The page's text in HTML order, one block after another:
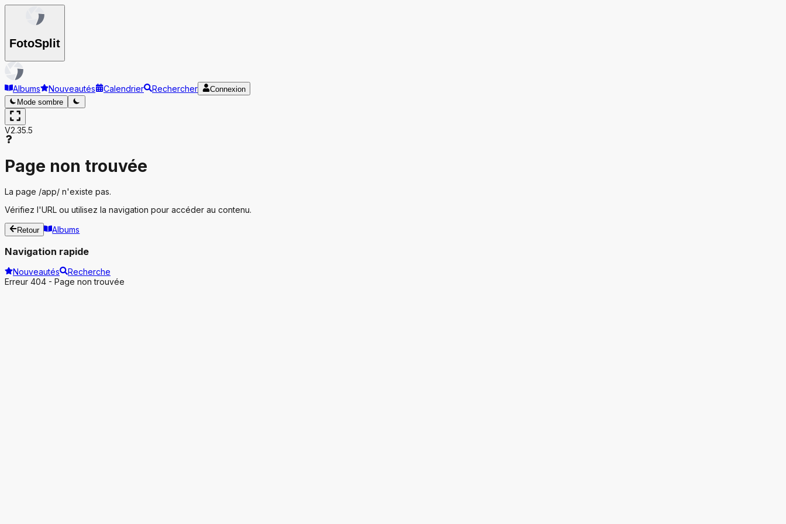
FotoSplit
Albums Nouveautés Calendrier Rechercher
Connexion
Mode sombre
V2.35.5
Page non trouvée
La page /app/ n'existe pas.
Vérifiez l'URL ou utilisez la navigation pour accéder au contenu.
Retour Albums
Navigation rapide
Nouveautés
Recherche
Erreur 404 - Page non trouvée